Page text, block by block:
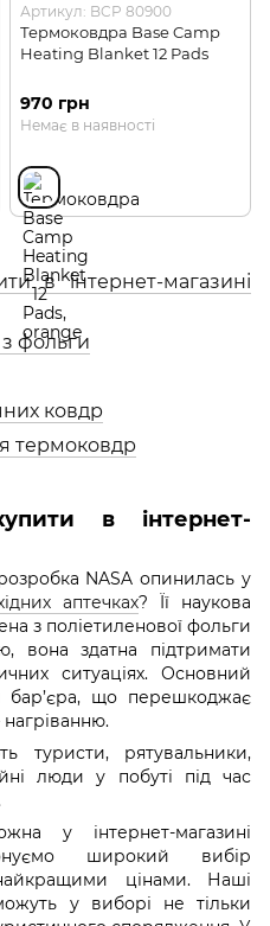
Артикул: BCP 80900
Термоковдра Base Camp
Heating Blanket 12 Pads
970 грн
Немає в наявності
в інтернет-магазині
фольги
ковдр
термоковдр
в інтернет-
NASA опинилась у
аптечках? Її наукова
з поліетиленової фольги
вона здатна підтримати
ситуаціях. Основний
що перешкоджає
туристи, рятувальники,
люди у побуті під час
у інтернет-магазині
широкий вибір
цінами. Наші
у виборі не тільки